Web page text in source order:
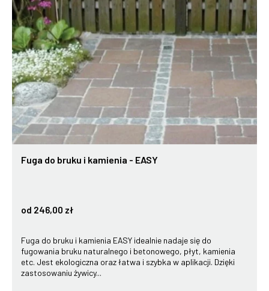
Fuga do bruku i kamienia - EASY
od 246,00 zł
Fuga do bruku i kamienia EASY idealnie nadaje się do
fugowania bruku naturalnego i betonowego, płyt, kamienia
etc. Jest ekologiczna oraz łatwa i szybka w aplikacji. Dzięki
zastosowaniu żywicy...